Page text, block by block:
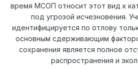
время МСОП относит этот вид к
под угрозой исчезновения.
идентифицируется по отлову
основным сдерживающим
сохранения является полное
распространения и